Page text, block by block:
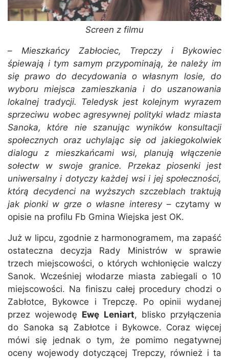
Screen z filmu
– Mieszkańcy Zabłociec, Trepczy i Bykowiec
śpiewają i tym samym przypominają, że należy im
się prawo do decydowania o własnym losie, do
wyboru miejsca zamieszkania i do uszanowania
lokalnej tradycji. Teledysk jest kolejnym wyrazem
sprzeciwu wobec agresywnej polityki władz miasta
Sanoka, które nie szanując wyników konsultacji
społecznych oraz uchylając się od jakiegokolwiek
dialogu z mieszkańcami wsi, planują włączenie
sołectw w swoje granice. Przekaz piosenki jest
uniwersalny i dotyczy każdej wsi i jej społeczności,
którą decydenci na wyższych szczeblach traktują
jak pionki w grze o własne interesy– czytamy w
opisie na profilu Fb Gmina Wiejska jest OK.
Już w lipcu, zgodnie z harmonogramem, ma zapaść
ostateczna decyzja Rady Ministrów w sprawie
trzech miejscowości, o których wchłonięcie walczy
Sanok. Wcześniej włodarze miasta zabiegali o 10
miejscowości. Na finiszu całej procedury chodzi o
Zabłotce, Bykowce i Trepczę. Po opinii wydanej
przez wojewodę Ewę Leniart, blisko przyłączenia
do Sanoka są Zabłotce i Bykowce. Coraz więcej
mówi się jednak o tym, że pomimo negatywnej
oceny wojewody dotyczącej Trepczy, również i ta